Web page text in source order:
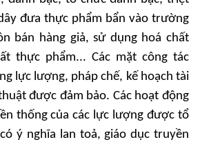
đưa thực phẩm bẩn vào trường
bán hàng giả, sử dụng hoá chất
thực phẩm... Các mặt công tác
lực lượng, pháp chế, kế hoạch tài
được đảm bảo. Các hoạt động
thống của các lực lượng được tổ
ý nghĩa lan toả, giáo dục truyền